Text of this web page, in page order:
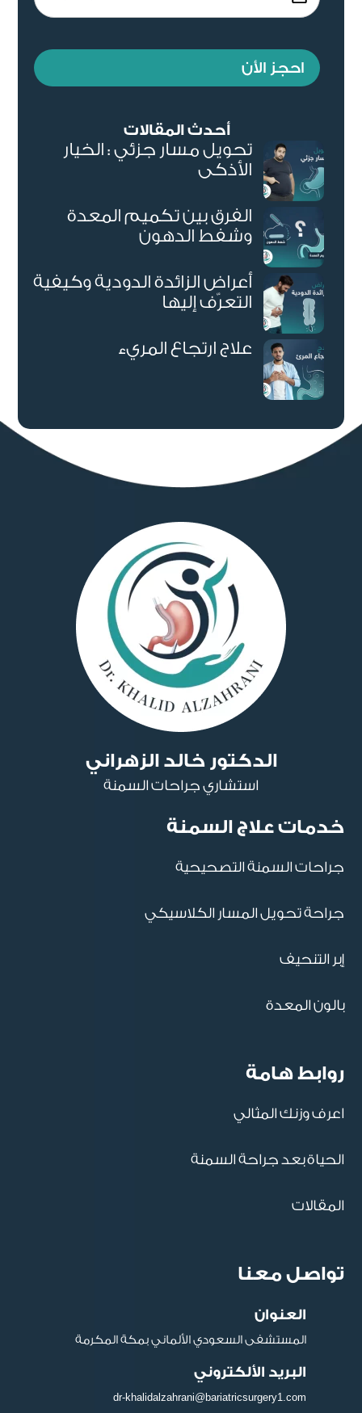
احجز الأن
أحدث المقالات
تحويل مسار جزئي : الخيار
الأذكى
الفرق بين تكميم المعدة
وشفط الدهون
أعراض الزائدة الدودية وكيفية
التعرّف إليها
علاج ارتجاع المريء
تواصل معنا
العنوان
المستشفى السعودي الألماني بمكة المكرمة
البريد الألكتروني
dr-khalidalzahrani@bariatricsurgery1.com
روابط هامة
اعرف وزنك المثالي
الحياة بعد جراحة السمنة
المقالات
خدمات علاج السمنة
جراحات السمنة التصحيحية
جراحة تحويل المسار الكلاسيكي
إبر التنحيف
بالون المعدة
الدكتور خالد الزهراني
استشاري جراحات السمنة